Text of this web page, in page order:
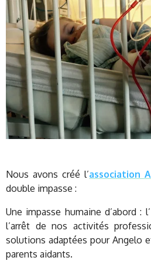
Nous avons créél’association
double impasse :
Une impasse humaine d’abord :
l’arrêt de nos activités
solutions adaptées pour Angelo
parents aidants.